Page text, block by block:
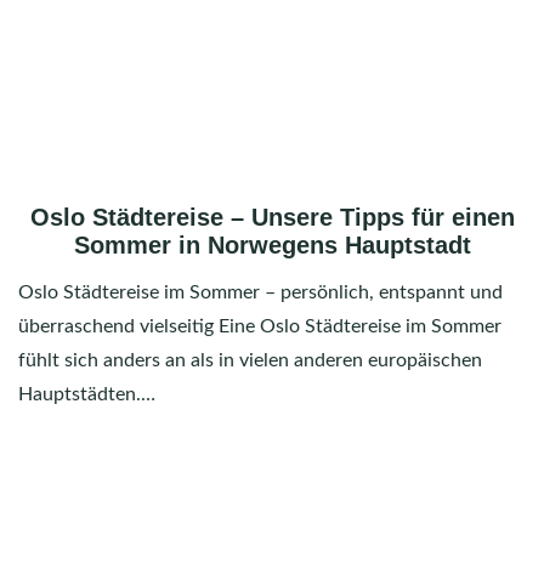
Oslo Städtereise – Unsere Tipps für einen
Sommer in Norwegens Hauptstadt
Oslo Städtereise im Sommer – persönlich, entspannt und
überraschend vielseitig Eine Oslo Städtereise im Sommer
fühlt sich anders an als in vielen anderen europäischen
Hauptstädten.…